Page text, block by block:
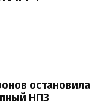
остановила
НПЗ